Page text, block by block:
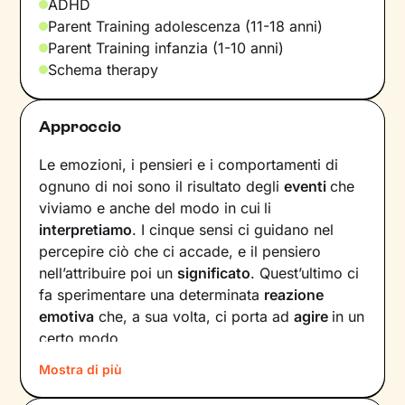
ADHD
Parent Training adolescenza (11-18 anni)
Parent Training infanzia (1-10 anni)
Schema therapy
Approccio
Le emozioni, i pensieri e i comportamenti di
ognuno di noi sono il risultato deglieventiche
viviamo e anche del modo in cui li
interpretiamo. I cinque sensi ci guidano nel
percepire ciò che ci accade, e il pensiero
nell’attribuire poi un significato. Quest’ultimo ci
fa sperimentare una determinata reazione
emotiva che, a sua volta, ci porta adagire in un
certo modo.
Col passare del tempo possono crearsi circoli
virtuosi ma anche viziosi, che ci allontanano dal
Mostra di più